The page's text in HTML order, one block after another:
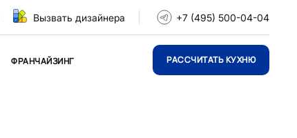
Вызвать дизайнера +7 (495) 500-04-04
ФРАНЧАЙЗИНГ РАССЧИТАТЬ КУХНЮ